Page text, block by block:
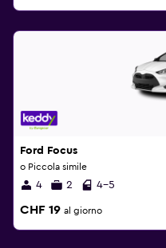
Ford Focus
o Piccola simile
4 2 4-5
CHF 19 al giorno